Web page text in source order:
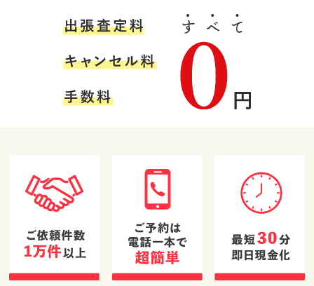
た際もお願いし
たいと思いま
す。信頼できる
おすすめの業者
★★★★★
金本様に出張買
取のご対応をし
た。大変気持ち
した。また機会
があればぜひお
願いしたいと感
1
★★★★★
とても丁寧に説
明していただけ
てありがたかっ
1
★★★★★
レトロ家具を買
い取ってもらお
うと思っていま
したが、状態が
と思っていたア
クセサリーに思
いもよらない値
です。鑑定士の
方の対応も非常
に良かったで
1